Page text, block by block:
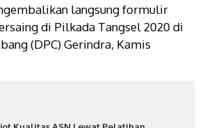
langsung formulir
di Pilkada Tangsel 2020 di
(DPC) Gerindra, Kamis